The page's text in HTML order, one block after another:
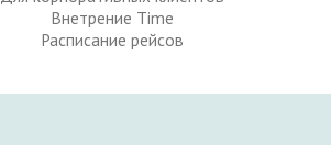
Внетрение Time
Расписание рейсов